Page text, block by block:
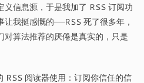
义信息源，于是我加了 RSS 订阅功
我挺感慨的——RSS 死了很多年，
算法推荐的厌倦是真实的，只是
RSS 阅读器使用：订阅你信任的信